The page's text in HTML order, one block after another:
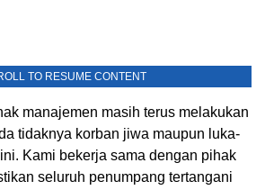
TO RESUME CONTENT
manajemen masih terus melakukan
tidaknya korban jiwa maupun luka-
Kami bekerja sama dengan pihak
seluruh penumpang tertangani